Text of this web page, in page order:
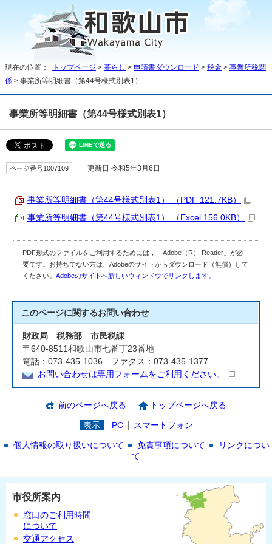
現在の位置： トップページ > 暮らし > 申請書ダウンロード > 税金 > 事業所税関
係 > 事業所等明細書（第44号様式別表1）
事業所等明細書（第44号様式別表1）
ページ番号1007109 更新日 令和5年3月6日
事業所等明細書（第44号様式別表1） （PDF 121.7KB）
事業所等明細書（第44号様式別表1） （Excel 156.0KB）
PDF形式のファイルをご利用するためには，「Adobe（R） Reader」が必
要です。お持ちでない方は、Adobeのサイトからダウンロード（無償）して
ください。Adobeのサイトへ新しいウィンドウでリンクします。
このページに関するお問い合わせ
財政局 税務部 市民税課
〒640-8511和歌山市七番丁23番地
電話：073-435-1036 ファクス：073-435-1377
お問い合わせは専用フォームをご利用ください。
前のページへ戻る トップページへ戻る
表示 PC スマートフォン
個人情報の取り扱いについて 免責事項について
リンクについ
て
市役所案内
窓口のご利用時間
について
交通アクセス